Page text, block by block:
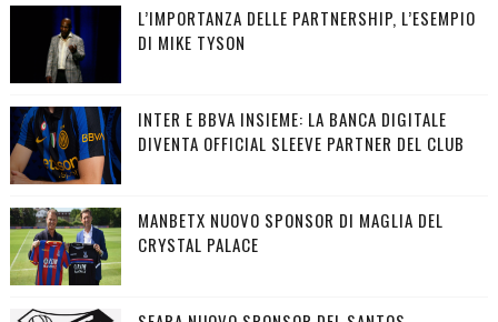
L’IMPORTANZA DELLE PARTNERSHIP, L’ESEMPIO
DI MIKE TYSON
INTER E BBVA INSIEME: LA BANCA DIGITALE
DIVENTA OFFICIAL SLEEVE PARTNER DEL CLUB
MANBETX NUOVO SPONSOR DI MAGLIA DEL
CRYSTAL PALACE